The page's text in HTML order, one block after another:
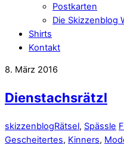
Postkarten
Die Skizzenblog
Shirts
Kontakt
8. März 2016
Dienstachsrätzl
skizzenblogRätsel, Spässle
Gescheitertes, Kinners,